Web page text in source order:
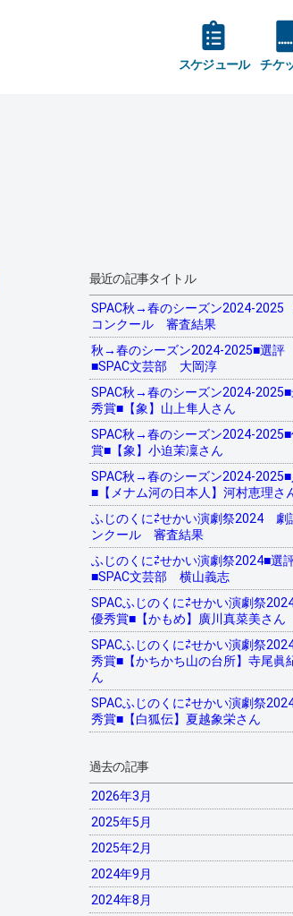
スケジュール チケ
最近の記事タイトル
SPAC秋→春のシーズン2024-
コンクール 審査結果
秋→春のシーズン2024-2025■選評
■SPAC文芸部 大岡淳
SPAC秋→春のシーズン2024-
秀賞■【象】山上隼人さん
SPAC秋→春のシーズン2024-2025■
賞■【象】小迫茉凜さん
SPAC秋→春のシーズン2024-2025■
■【メナム河の日本人】河村恵理さ
ふじのくに⇄せかい演劇祭2024 劇
ンクール 審査結果
ふじのくに⇄せかい演劇祭2024■選
■SPAC文芸部 横山義志
SPACふじのくに⇄せかい演劇祭
優秀賞■【かもめ】廣川真菜美さん
SPACふじのくに⇄せかい演劇祭
秀賞■【かちかち山の台所】寺尾眞
ん
SPACふじのくに⇄せかい演劇祭
秀賞■【白狐伝】夏越象栄さん
過去の記事
2026年3月
2025年5月
2025年2月
2024年9月
2024年8月